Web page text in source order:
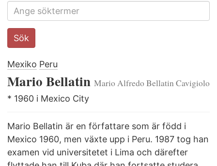
Search
this
Sök
Mexiko Peru
Mario Bellatin Mario Alfredo Bellatin Cavigiolo
* 1960 i Mexico City
Mario Bellatin är en författare som är född i
Mexico 1960, men växte upp i Peru. 1987 tog han
examen vid universitetet i Lima och därefter